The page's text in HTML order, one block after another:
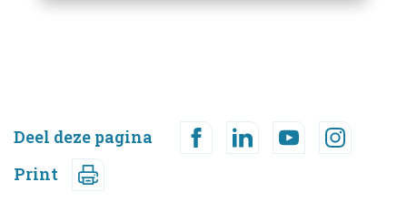
Deel deze pagina
Print